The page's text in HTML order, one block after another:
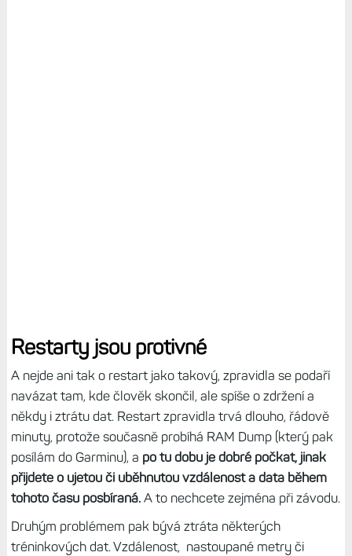
Restarty jsou protivné
A nejde ani tak o restart jako takový, zpravidla se podaří
navázat tam, kde člověk skončil, ale spíše o zdržení a
někdy i ztrátu dat. Restart zpravidla trvá dlouho, řádově
minuty, protože současně probíhá RAM Dump (který pak
posílám do Garminu), a po tu dobu je dobré počkat, jinak
přijdete o ujetou či uběhnutou vzdálenost a data během
tohoto času posbíraná.A to nechcete zejména při závodu.
Druhým problémem pak bývá ztráta některých
tréninkových dat. Vzdálenost, nastoupané metry či